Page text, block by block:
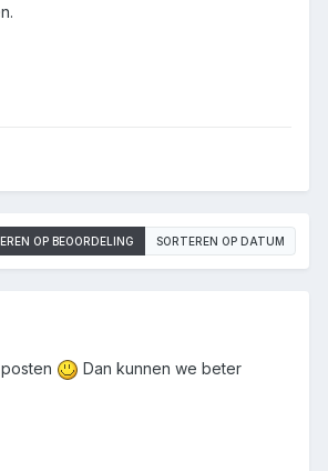
OP BEOORDELING SORTEREN OP DATUM
Dan kunnen we beter